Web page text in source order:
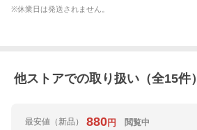
※休業日は発送されません。
他ストアでの取り扱い（全15件）
最安値 （新品） 880円
閲覧中